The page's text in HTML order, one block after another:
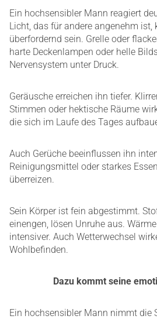
Ein hochsensibler Mann reagiert
Licht, das für andere angenehm ist,
überfordernd sein. Grelle oder
harte Deckenlampen oder helle
Nervensystem unter Druck.
Geräusche erreichen ihn tiefer.
Stimmen oder hektische Räume
die sich im Laufe des Tages
Auch Gerüche beeinflussen ihn
Reinigungsmittel oder starkes
überreizen.
Sein Körper ist fein abgestimmt.
einengen, lösen Unruhe aus.
intensiver. Auch Wetterwechsel
Wohlbefinden.
Dazu kommt seine
Ein hochsensibler Mann nimmt die